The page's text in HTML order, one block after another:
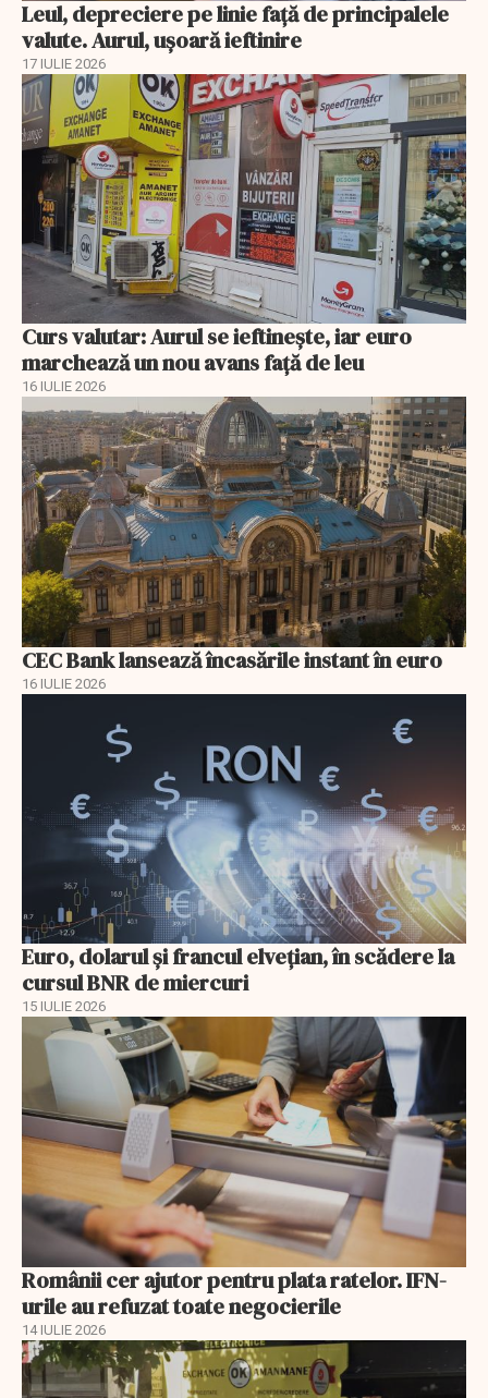
Leul, depreciere pe linie faţă de principalele
valute. Aurul, uşoară ieftinire
17 IULIE 2026
Curs valutar: Aurul se ieftinește, iar euro
marchează un nou avans faţă de leu
16 IULIE 2026
CEC Bank lansează încasările instant în euro
16 IULIE 2026
Euro, dolarul și francul elvețian, în scădere la
cursul BNR de miercuri
15 IULIE 2026
Românii cer ajutor pentru plata ratelor. IFN-
urile au refuzat toate negocierile
14 IULIE 2026